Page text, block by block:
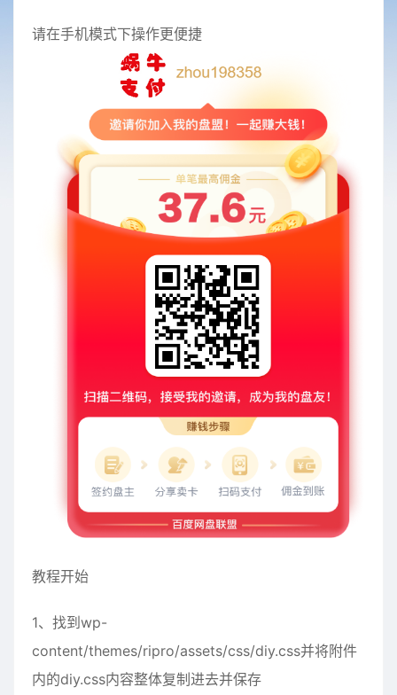
请在手机模式下操作更便捷
教程开始
1、找到wp-
content/themes/ripro/assets/css/diy.css并将附件
内的diy.css内容整体复制进去并保存